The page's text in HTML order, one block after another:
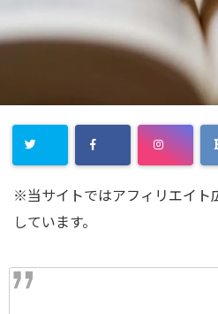
※当サイトではアフィリエイト
しています。